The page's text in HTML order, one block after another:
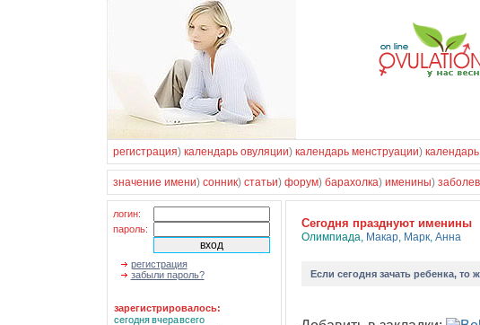
регистрация) календарь овуляции) календарь менструации)
значение имени) сонник) статьи) форум) барахолка) именины)
логин:
пароль:
регистрация
забыли пароль?
зарегистрировалось:
сегодня вчеравсего
Cегодня празднуют именины
Олимпиада, Макар, Марк, Анна
Если сегодня зачать ребенка, то